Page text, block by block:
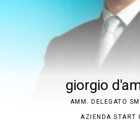
giorgio
AMM. DELEGATO
AZIENDA START